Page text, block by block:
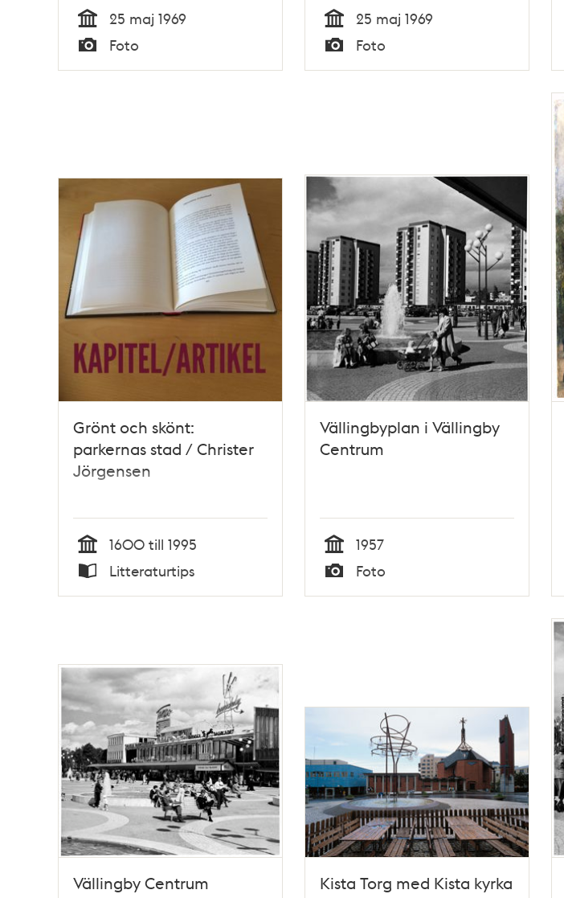
Tid
25 maj 1969
Foto Tid
25 maj 1969
Foto
Grönt och skönt:
parkernas stad / Christer
Jörgensen
Tid
1600 till 1995
Typ
Litteraturtips
Vällingbyplan i Vällingby
Centrum
Tid
1957
Typ
Foto
Vällingby Centrum Kista Torg med Kista kyrka